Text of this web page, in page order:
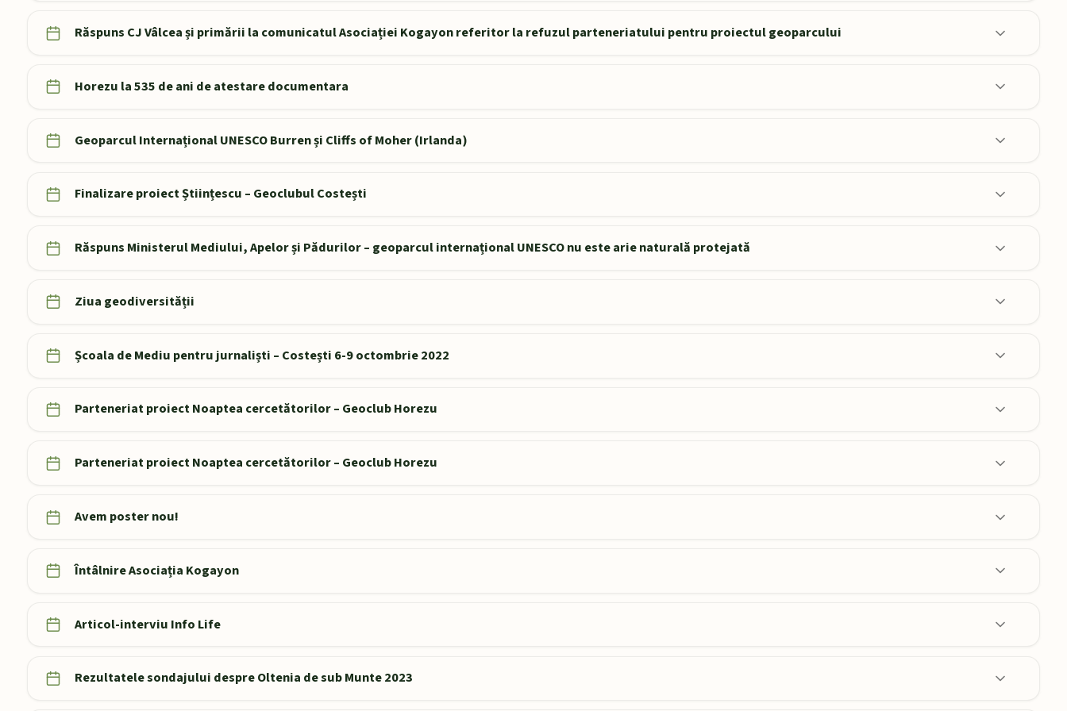
Răspuns CJ Vâlcea și primării la comunicatul Asociației Kogayon referitor la refuzul parteneriatului pentru proiectul geoparcului
Horezu la 535 de ani de atestare documentara
Geoparcul Internațional UNESCO Burren și Cliffs of Moher (Irlanda)
Finalizare proiect Științescu – Geoclubul Costești
Răspuns Ministerul Mediului, Apelor și Pădurilor – geoparcul internațional UNESCO nu este arie naturală protejată
Ziua geodiversității
Școala de Mediu pentru jurnaliști – Costești 6-9 octombrie 2022
Parteneriat proiect Noaptea cercetătorilor – Geoclub Horezu
Parteneriat proiect Noaptea cercetătorilor – Geoclub Horezu
Avem poster nou!
Întâlnire Asociația Kogayon
Articol-interviu Info Life
Rezultatele sondajului despre Oltenia de sub Munte 2023